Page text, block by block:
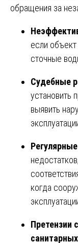
обращения за
если
сточные
Судебные
установить
выявить
когда
Претензии